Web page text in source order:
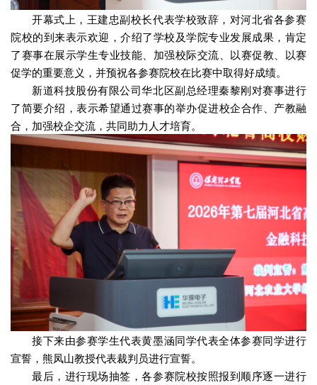
开幕式上，王建忠副校长代表学校致辞，对河北省各参赛
院校的到来表示欢迎，介绍了学校及学院专业发展成果，肯定
了赛事在展示学生专业技能、加强校际交流、以赛促教、以赛
促学的重要意义，并预祝各参赛院校在比赛中取得好成绩。
新道科技股份有限公司华北区副总经理秦黎刚对赛事进行
了简要介绍，表示希望通过赛事的举办促进校企合作、产教融
合，加强校企交流，共同助力人才培育。
接下来由参赛学生代表黄墨涵同学代表全体参赛同学进行
宣誓，熊凤山教授代表裁判员进行宣誓。
最后，进行现场抽签，各参赛院校按照报到顺序逐一进行